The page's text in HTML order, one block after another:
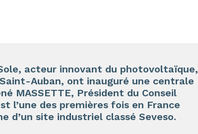
acteur innovant du photovoltaïque,
Auban, ont inauguré une centrale
MASSETTE, Président du Conseil
l’une des premières fois en France
d’un site industriel classé Seveso.